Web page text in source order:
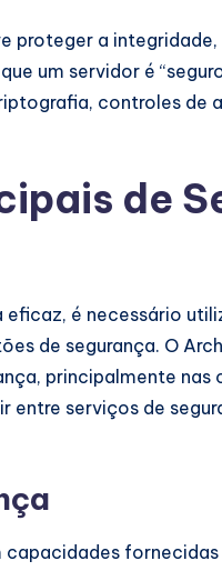
proteger a
um servidor é
controles de
de
eficaz, é necessário
de segurança. O
principalmente
entre serviços de
capacidades